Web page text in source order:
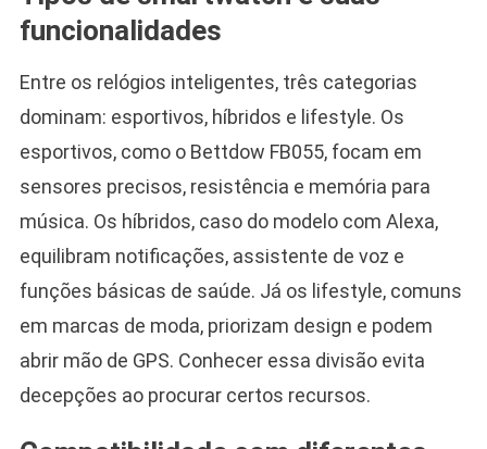
funcionalidades
Entre os relógios inteligentes, três categorias
dominam: esportivos, híbridos e lifestyle. Os
esportivos, como o Bettdow FB055, focam em
sensores precisos, resistência e memória para
música. Os híbridos, caso do modelo com Alexa,
equilibram notificações, assistente de voz e
funções básicas de saúde. Já os lifestyle, comuns
em marcas de moda, priorizam design e podem
abrir mão de GPS. Conhecer essa divisão evita
decepções ao procurar certos recursos.